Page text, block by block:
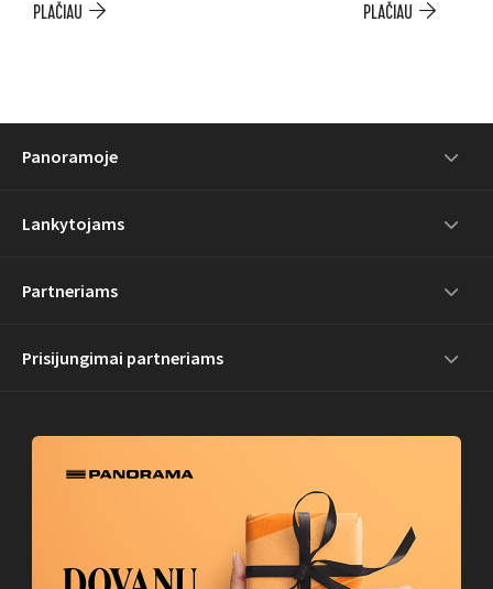
PLAČIAU PLAČIAU
Panoramoje
Lankytojams
Partneriams
Prisijungimai partneriams